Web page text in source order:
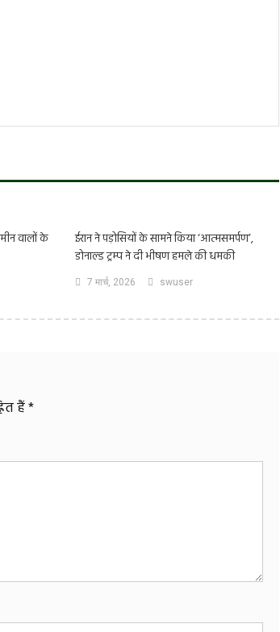
वालों के
ईरान ने पड़ोसियों के सामने किया ‘आत्मसमर्पण’,
डोनाल्ड ट्रम्प ने दी भीषण हमले की धमकी
7 मार्च, 2026 swuser
हैं*